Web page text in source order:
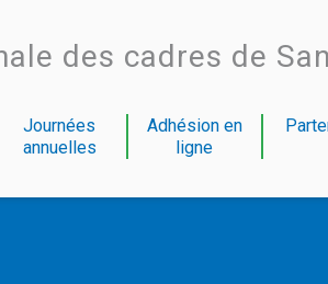
des cadres de
Journées
annuelles
Adhésion en
ligne